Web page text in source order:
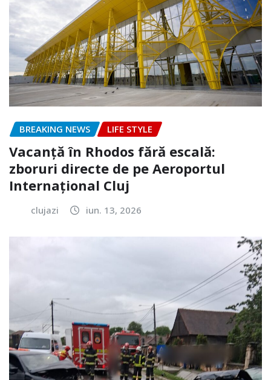
BREAKING NEWS LIFE STYLE
Vacanță în Rhodos fără escală:
zboruri directe de pe Aeroportul
Internațional Cluj
clujazi iun. 13, 2026